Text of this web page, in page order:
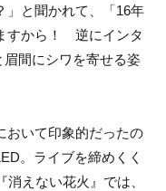
」と聞かれて、「16年
すから！ 逆にインタ
間にシワを寄せる姿
おいて印象的だったの
。ライブを締めくく
えない花火』では、